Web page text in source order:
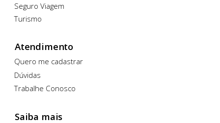
Seguro Viagem
Turismo
Atendimento
Quero me cadastrar
Dúvidas
Trabalhe Conosco
Saiba mais